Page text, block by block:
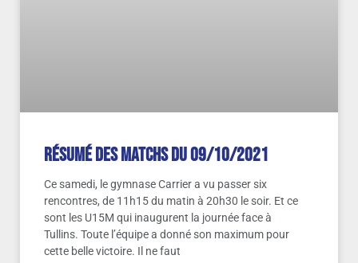
Résumé des matchs du 09/10/2021
Ce samedi, le gymnase Carrier a vu passer six
rencontres, de 11h15 du matin à 20h30 le soir. Et ce
sont les U15M qui inaugurent la journée face à
Tullins. Toute l’équipe a donné son maximum pour
cette belle victoire. Il ne faut